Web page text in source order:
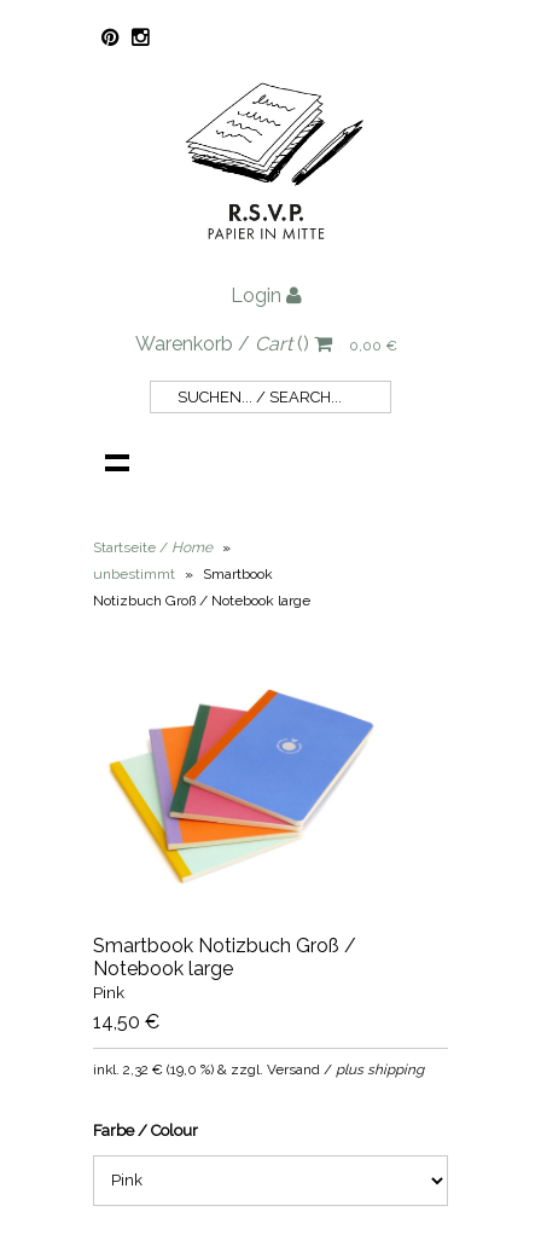
Login
Warenkorb / Cart () 0,00 €
Startseite / Home
»
unbestimmt
»
Smartbook
Notizbuch Groß / Notebook large
Smartbook Notizbuch Groß /
Notebook large
Pink
14,50 €
inkl.2,32 € (19,0 %) & zzgl. Versand / plus shipping
Farbe / Colour